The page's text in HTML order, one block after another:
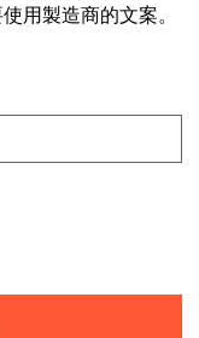
用製造商的文案。